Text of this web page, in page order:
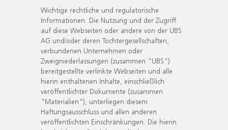
Wichtige rechtliche und regulatorische
Informationen. Die Nutzung und der Zugriff
auf diese Webseiten oder andere von der UBS
AG und/oder deren Tochtergesellschaften,
verbundenen Unternehmen oder
Zweigniederlassungen (zusammen "UBS")
bereitgestellte verlinkte Webseiten und alle
hierin enthaltenen Inhalte, einschließlich
veröffentlichter Dokumente (zusammen
"Materialien"), unterliegen diesem
Haftungsausschluss und allen anderen
veröffentlichten Einschränkungen. Die hierin